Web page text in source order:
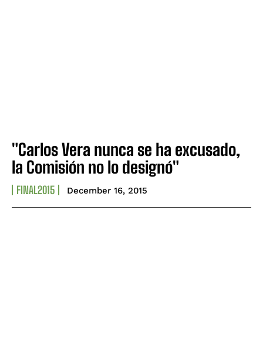
"Carlos Vera nunca se ha excusado,
la Comisión no lo designó"
FINAL2015 December 16, 2015